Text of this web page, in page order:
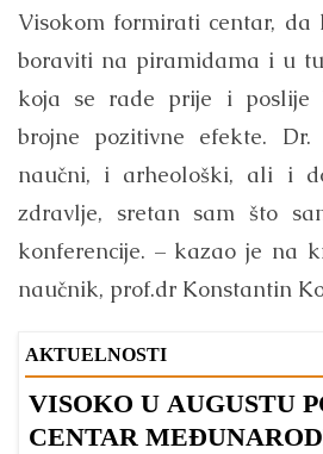
Visokom formirati centar, da
boraviti na piramidama i u
koja se rade prije i poslije
brojne pozitivne efekte.
naučni, i arheološki, ali i
zdravlje, sretan sam što
konferencije. – kazao je na
naučnik, prof.dr Konstantin
AKTUELNOSTI
VISOKO U AUGUSTU
CENTAR